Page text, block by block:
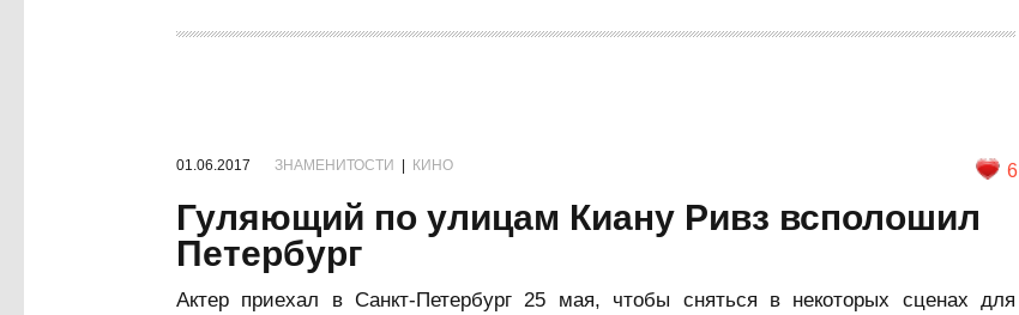
01.06.2017 ЗНАМЕНИТОСТИ КИНО 6
Гуляющий по улицам Киану Ривз всполошил
Петербург
Актер приехал в Санкт-Петербург 25 мая, чтобы сняться в некоторых сценах для